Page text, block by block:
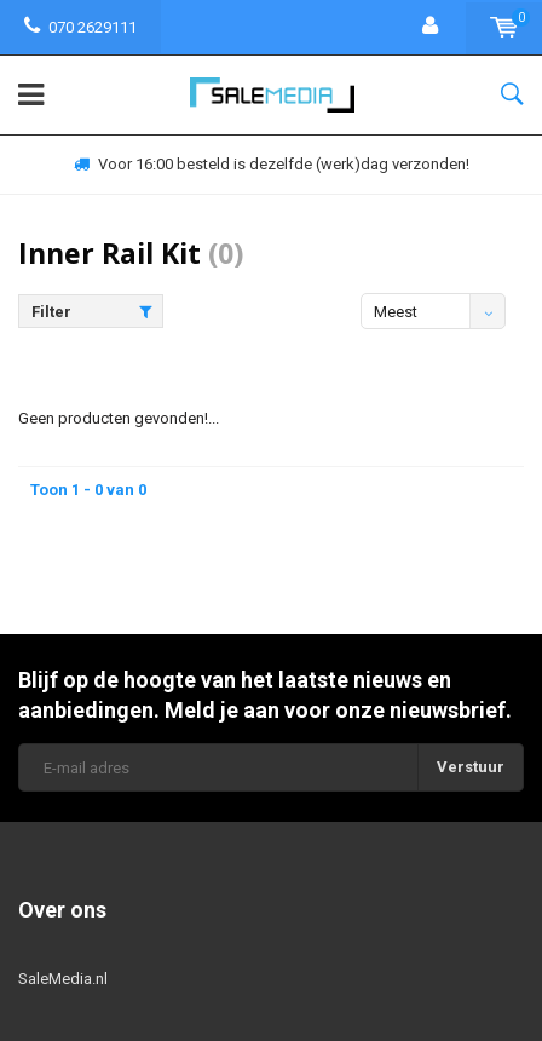
070 2629111
0
Voor 16:00 besteld is dezelfde (werk)dag verzonden!
Inner Rail Kit (0)
Filter
Meest
Geen producten gevonden!...
Toon 1 - 0 van 0
Blijf op de hoogte van het laatste nieuws en
aanbiedingen. Meld je aan voor onze nieuwsbrief.
Verstuur
Over ons
SaleMedia.nl